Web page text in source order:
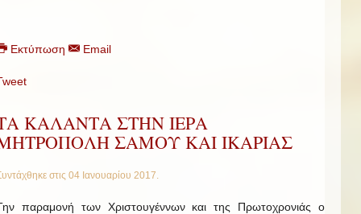
Εκτύπωση Email
ΚΑΛΑΝΤΑ ΣΤΗΝ ΙΕΡΑ
ΣΑΜΟΥ ΚΑΙ ΙΚΑΡΙΑΣ
στις 04 Ιανουαρίου 2017
παραμονή των Χριστουγέννων και της Πρωτοχρονιάς ο